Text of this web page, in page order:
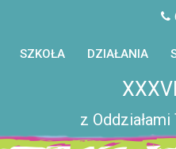
SZKOŁA DZIAŁANIA
z